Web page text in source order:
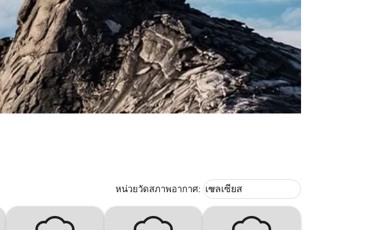
หน่วยวัดสภาพอากาศ: Weather unit option เซลเซียส
เซลเซียส
keyboard_arrow_down